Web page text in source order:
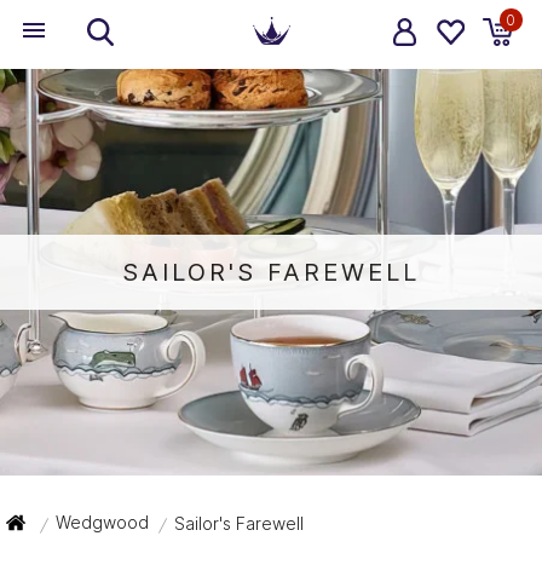
0
SAILOR'S FAREWELL
/ Wedgwood / Sailor's Farewell